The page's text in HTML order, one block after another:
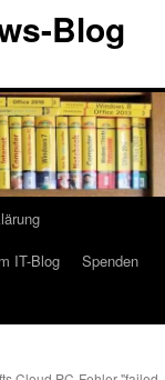
Blog
IT-Blog
Spenden